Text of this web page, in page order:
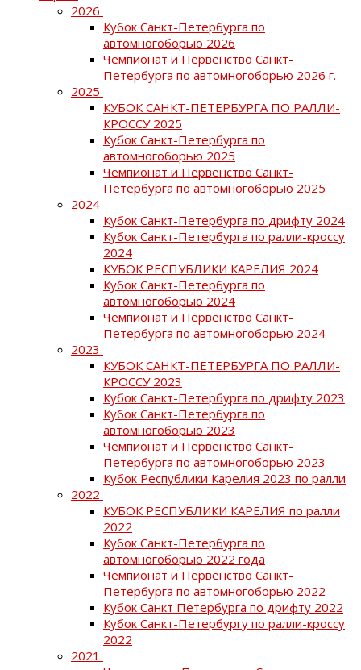
2026
Кубок Санкт-Петербурга по
автомногоборью 2026
Чемпионат и Первенство Санкт-
Петербурга по автомногоборью 2026 г.
2025
КУБОК САНКТ-ПЕТЕРБУРГА ПО РАЛЛИ-
КРОССУ 2025
Кубок Санкт-Петербурга по
автомногоборью 2025
Чемпионат и Первенство Санкт-
Петербурга по автомногоборью 2025
2024
Кубок Санкт-Петербурга по дрифту 2024
Кубок Санкт-Петербурга по ралли-кроссу
2024
КУБОК РЕСПУБЛИКИ КАРЕЛИЯ 2024
Кубок Санкт-Петербурга по
автомногоборью 2024
Чемпионат и Первенство Санкт-
Петербурга по автомногоборью 2024
2023
КУБОК САНКТ-ПЕТЕРБУРГА ПО РАЛЛИ-
КРОССУ 2023
Кубок Санкт-Петербурга по дрифту 2023
Кубок Санкт-Петербурга по
автомногоборью 2023
Чемпионат и Первенство Санкт-
Петербурга по автомногоборью 2023
Кубок Республики Карелия 2023 по ралли
2022
КУБОК РЕСПУБЛИКИ КАРЕЛИЯ по ралли
2022
Кубок Санкт-Петербурга по
автомногоборью 2022 года
Чемпионат и Первенство Санкт-
Петербурга по автомногоборью 2022
Кубок Санкт Петербурга по дрифту 2022
Кубок Санкт-Петербургу по ралли-кроссу
2022
2021